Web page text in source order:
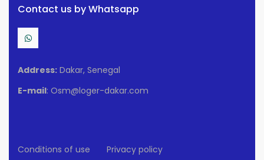
Contact us by Whatsapp
Address: Dakar, Senegal
E-mail: Osm@loger-dakar.com
Conditions of use Privacy policy